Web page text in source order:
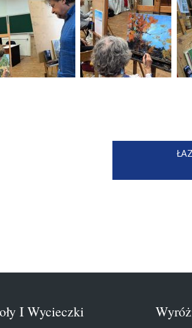
I Wycieczki